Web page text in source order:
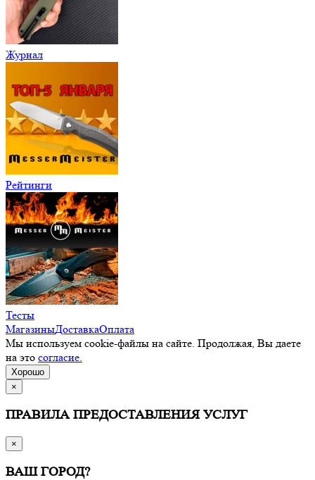
Журнал
Рейтинги
Тесты
МагазиныДоставкаОплата
Мы используем cookie-файлы на сайте. Продолжая, Вы даете
на это согласие.
Хорошо
×
ПРАВИЛА ПРЕДОСТАВЛЕНИЯ УСЛУГ
×
ВАШ ГОРОД?